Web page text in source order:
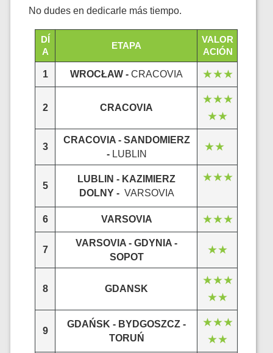
No dudes en dedicarle más tiempo.
DÍ
A
ETAPA
VALOR
ACIÓN
1 WROCŁAW -CRACOVIA ★★★
2 CRACOVIA
★★★
★★
3
CRACOVIA - SANDOMIERZ
- LUBLIN
★★
5
LUBLIN - KAZIMIERZ
DOLNY - VARSOVIA
★★★
6 VARSOVIA ★★★
7
VARSOVIA - GDYNIA -
SOPOT
★★
8 GDANSK
★★★
★★
9
GDAŃSK - BYDGOSZCZ -
TORUŃ
★★★
★★